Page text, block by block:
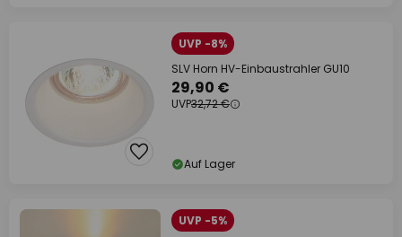
UVP -8%
SLV Horn HV-Einbaustrahler GU10
29,90 €
UVP32,72 €
Auf Lager
UVP -5%